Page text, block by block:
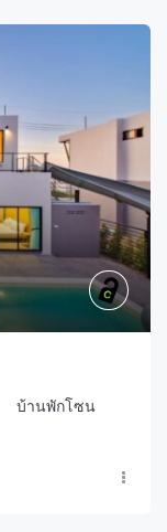
บ้านพักโซน